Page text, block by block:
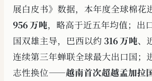
展白皮书》数据，本年度全球棉花
956 万吨，略高于近五年均值；出
国双雄主导，巴西以约 316 万吨、
连续第三年蝉联全球最大出口国；
志性换位——越南首次超越孟加拉